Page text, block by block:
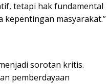
tetapi hak fundamental
masyarakat.”
sorotan kritis.
pemberdayaan